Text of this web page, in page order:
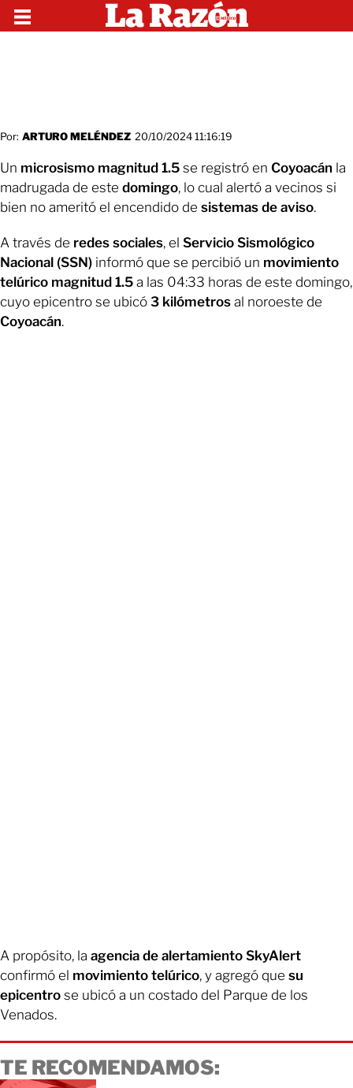
Por: ARTURO MELÉNDEZ 20/10/2024 11:16:19
Un microsismo magnitud 1.5 se registró en Coyoacán la
madrugada de este domingo, lo cual alertó a vecinos si
bien no ameritó el encendido de sistemas de aviso.
A través de redes sociales, el Servicio Sismológico
Nacional (SSN) informó que se percibió un movimiento
telúrico magnitud 1.5 a las 04:33 horas de este domingo,
cuyo epicentro se ubicó 3 kilómetros al noroeste de
Coyoacán.
A propósito, la agencia de alertamiento SkyAlert
confirmó el movimiento telúrico, y agregó que su
epicentro se ubicó a un costado del Parque de los
Venados.
TE RECOMENDAMOS: